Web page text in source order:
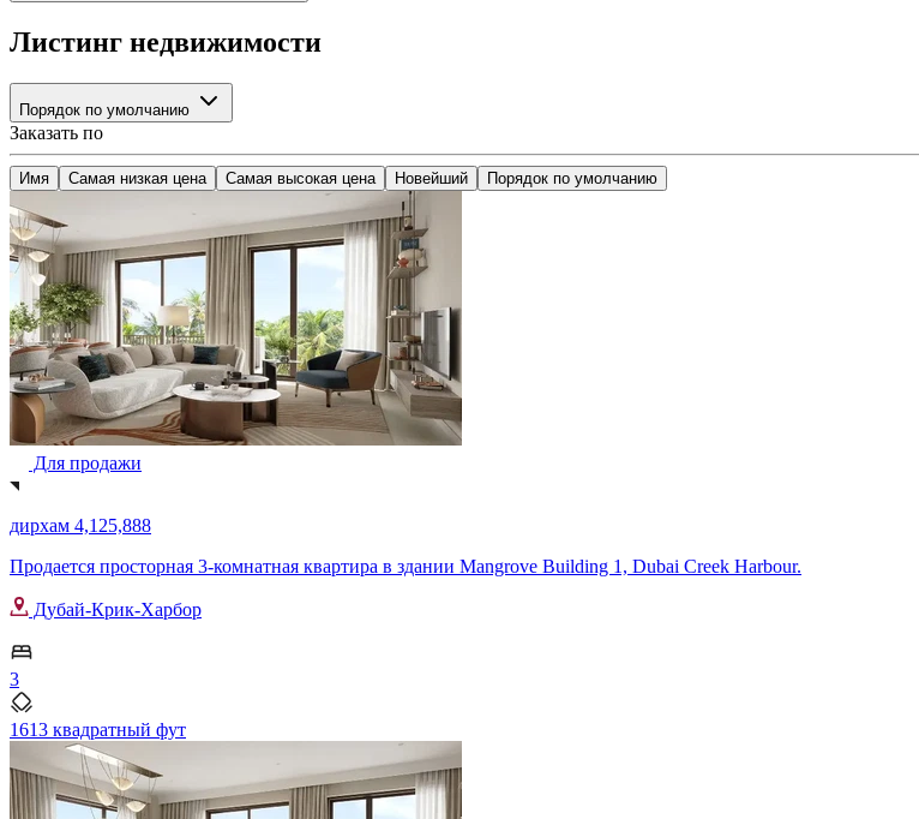
Листинг недвижимости
Порядок по умолчанию
Заказать по
Имя Самая низкая цена Самая высокая цена Новейший Порядок по умолчанию
Для продажи
дирхам 4,125,888
Продается просторная 3-комнатная квартира в здании Mangrove Building 1, Dubai Creek Harbour.
Дубай-Крик-Харбор
3
1613 квадратный фут